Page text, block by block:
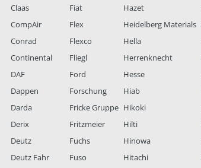
Claas
CompAir
Conrad
Continental
DAF
Dappen
Darda
Derix
Deutz
Deutz Fahr
Fiat
Flex
Flexco
Fliegl
Ford
Forschung
Fricke Gruppe
Fritzmeier
Fuchs
Fuso
Hazet
Heidelberg Materials
Hella
Herrenknecht
Hesse
Hiab
Hikoki
Hilti
Hinowa
Hitachi